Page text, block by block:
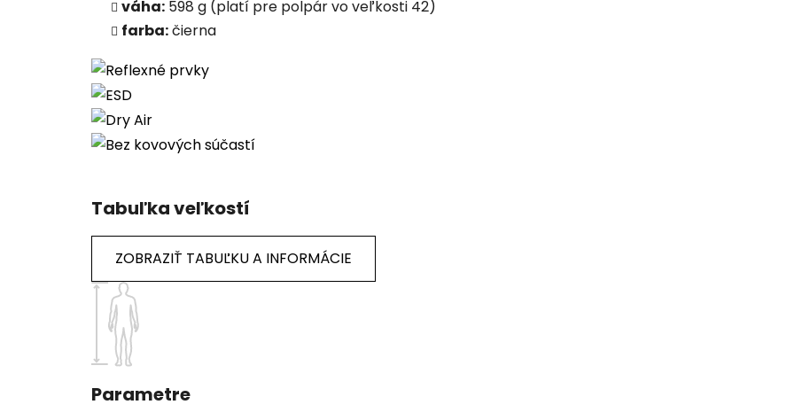
váha: 598 g (platí pre polpár vo veľkosti 42)
farba:čierna
Tabuľka veľkostí
ZOBRAZIŤ TABUĽKU A INFORMÁCIE
Parametre